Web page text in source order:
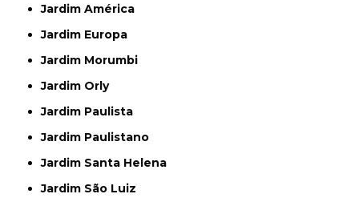
Jardim América
Jardim Europa
Jardim Morumbi
Jardim Orly
Jardim Paulista
Jardim Paulistano
Jardim Santa Helena
Jardim São Luiz